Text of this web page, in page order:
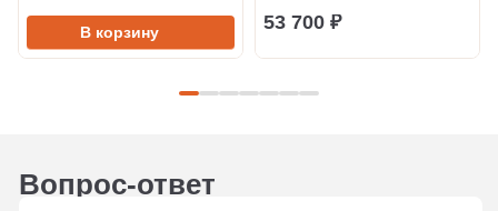
В корзину 53 700 ₽
Вопрос-ответ